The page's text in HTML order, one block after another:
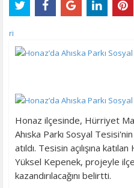
ri
Honaz ilçesinde, Hürriyet
Ahıska Parkı Sosyal
atıldı. Tesisin açılışına
Yüksel Kepenek, projeyle
kazandırılacağını belirtti.